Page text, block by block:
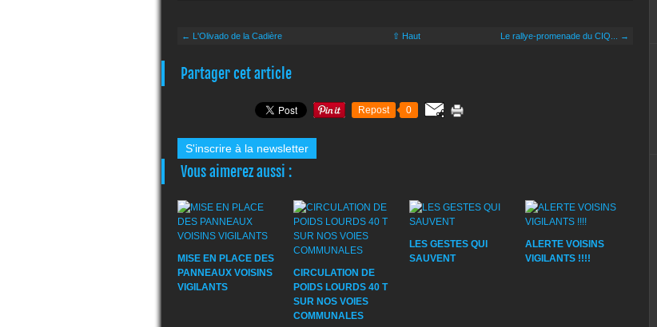
← L'Olivado de la Cadière ⇧ Haut Le rallye-promenade du CIQ... →
Partager cet article
Repost 0
S'inscrire à la newsletter
Vous aimerez aussi :
MISE EN PLACE DES
PANNEAUX VOISINS
VIGILANTS
CIRCULATION DE
POIDS LOURDS 40 T
SUR NOS VOIES
COMMUNALES
LES GESTES QUI
SAUVENT
ALERTE VOISINS
VIGILANTS !!!!